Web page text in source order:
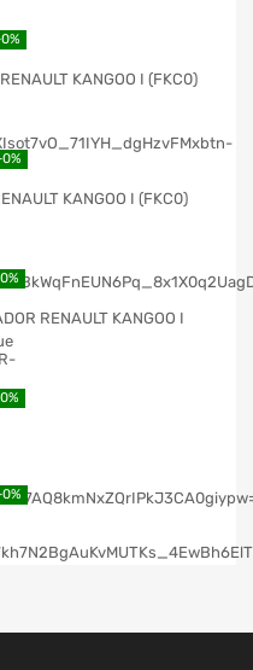
KANGOO I (FKC0)
KANGOO I (FKC0)
RENAULT KANGOO I